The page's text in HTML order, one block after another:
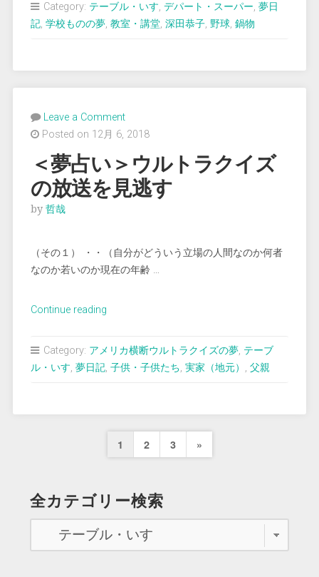
い
田
恭
さ
ん
仲
良
す
る ”
Category: テーブル・いす, デパート・スーパー, 夢日
記, 学校ものの夢, 教室・講堂, 深田恭子, 野球, 鍋物
Leave a Comment
Posted on 12月 6, 2018
＜夢占い＞ウルトラクイズ
の放送を見逃す
by 哲哉
（その１） ・・（自分がどういう立場の人間なのか何者
なのか若いのか現在の年齢 …
Continue reading“＜
い
ル
ズ
放
送
Category: アメリカ横断ウルトラクイズの夢, テーブ
ル・いす, 夢日記, 子供・子供たち, 実家（地元） , 父親
投
の
ペ
ー
1 2 3
Next
»
全カテゴリー検索